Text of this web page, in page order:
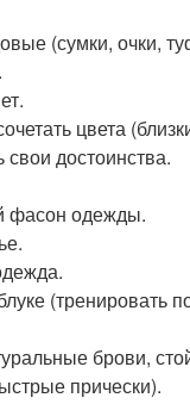
(сумки, очки,
цвета
свои достоинства.
фасон одежды.
(тренировать
брови,
прически).